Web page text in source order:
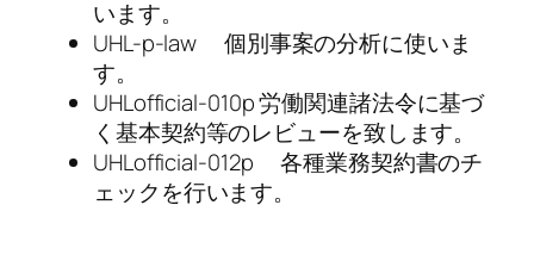
います。
UHL-p-law 個別事案の分析に使いま
す。
UHLofficial-010p 労働関連諸法令に基づ
く基本契約等のレビューを致します。
UHLofficial-012p 各種業務契約書のチ
ェックを行います。